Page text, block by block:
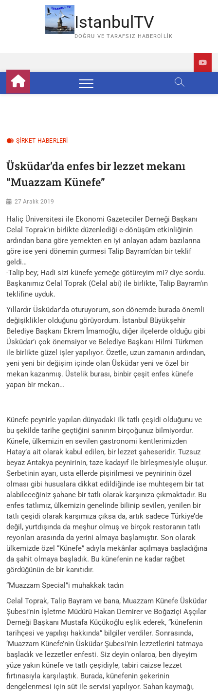
IstanbulTV
DOĞRU VE TARAFSIZ HABERCILIK
ŞİRKET HABERLERİ
Üsküdar’da enfes bir lezzet mekanı
“Muazzam Künefe”
27 Aralık 2019
Haliç Üniversitesi ile Ekonomi Gazeteciler Derneği Başkanı
Celal Toprak’ın birlikte düzenlediği e-dönüşüm etkinliğinin
ardından bana göre yemekten en iyi anlayan adam bazılarına
göre ise yeni dönemin gurmesi Talip Bayram’dan bir teklif
geldi…
-Talip bey; Hadi sizi künefe yemeğe götüreyim mi? diye sordu.
Başkanımız Celal Toprak (Celal abi) ile birlikte, Talip Bayram’ın
teklifine uyduk.
Yıllardır Üsküdar’da oturuyorum, son dönemde burada önemli
değişiklikler olduğunu görüyordum. İstanbul Büyükşehir
Belediye Başkanı Ekrem İmamoğlu, diğer ilçelerde olduğu gibi
Üsküdar’ı çok önemsiyor ve Belediye Başkanı Hilmi Türkmen
ile birlikte güzel işler yapılıyor. Özetle, uzun zamanın ardından,
yeni yeni bir değişim içinde olan Üsküdar yeni ve özel bir
mekan kazanmış. Üstelik burası, binbir çeşit enfes künefe
yapan bir mekan…
Künefe peynirle yapılan dünyadaki ilk tatlı çeşidi olduğunu ve
bu şekilde tarihe geçtiğini sanırım birçoğunuz bilmiyordur.
Künefe, ülkemizin en sevilen gastronomi kentlerimizden
Hatay’a ait olarak kabul edilen, bir lezzet şaheseridir. Tuzsuz
beyaz Antakya peynirinin, taze kadayıf ile birleşmesiyle oluşur.
Şerbetinin ayarı, usta ellerde pişirilmesi ve peynirinin özel
olması gibi hususlara dikkat edildiğinde ise muhteşem bir tat
alabileceğiniz şahane bir tatlı olarak karşınıza çıkmaktadır. Bu
enfes tatlımız, ülkemizin genelinde bilinip sevilen, yenilen bir
tatlı çeşidi olarak karşımıza çıksa da, artık sadece Türkiye’de
değil, yurtdışında da meşhur olmuş ve birçok restoranın tatlı
reyonları arasında da yerini almaya başlamıştır. Son olarak
ülkemizde özel “Künefe” adıyla mekânlar açılmaya başladığına
da şahit olmaya başladık. Bu künefenin ne kadar rağbet
gördüğünün de bir kanıtıdır.
“Muazzam Special”i muhakkak tadın
Celal Toprak, Talip Bayram ve bana, Muazzam Künefe Üsküdar
Şubesi’nin İşletme Müdürü Hakan Demirer ve Boğaziçi Aşçılar
Derneği Başkanı Mustafa Küçükoğlu eşlik ederek, “künefenin
tarihçesi ve yapılışı hakkında” bilgiler verdiler. Sonrasında,
‘Muazzam Künefe’nin Üsküdar Şubesi’nin lezzetlerini tatmaya
başladık ve lezzetler enfesti. Siz deyin onlarca, ben diyeyim
yüze yakın künefe ve tatlı çeşidiyle, tabiri caizse lezzet
fırtınasıyla karşılaştık. Burada, künefenin şekerinin
dengelenmesi için süt ile servisi yapılıyor. Sahan kaymağı,